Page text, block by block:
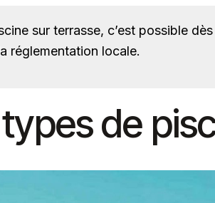
sur terrasse, c’est possible dès
réglementation locale.
de